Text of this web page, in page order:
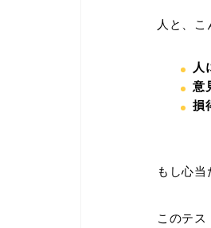
人と、こ
人
意
損
もし心
このテス